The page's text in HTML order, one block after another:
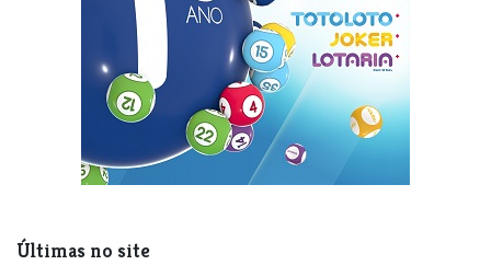
Últimas no site